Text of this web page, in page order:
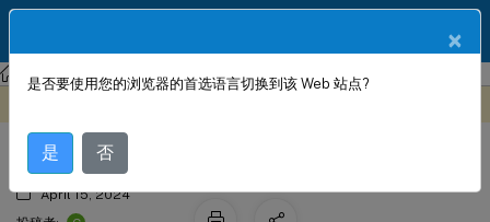
NetScaler NetScaler 13.1 Web App Firewall
签名更新版本 126
April 15, 2024
×
是否要使用您的浏览器的首选语言切换到该 Web 站点?
是 否